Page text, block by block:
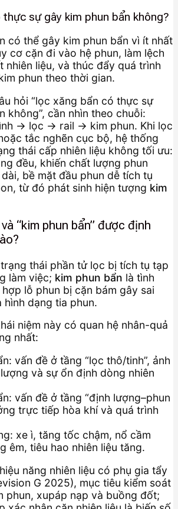
sự gây kim phun bẩn không?
có thể gây kim phun bẩn vì ít nhất
cơ cặn đi vào hệ phun, làm lệch
nhiên liệu, và thúc đẩy quá trình
phun theo thời gian.
hỏi “lọc xăng bẩn có thực sự
không”, cần nhìn theo chuỗi:
→ lọc → rail → kim phun. Khi lọc
tắc nghẽn cục bộ, hệ thống
thái cấp nhiên liệu không tối ưu:
đều, khiến chất lượng phun
bề mặt đầu phun dễ tích tụ
từ đó phát sinh hiện tượng kim
“kim phun bẩn” được định
thái phần tử lọc bị tích tụ tạp
làm việc; kim phun bẩn là tình
lỗ phun bị cặn bám gây sai
hình dạng tia phun.
niệm này có quan hệ nhân-quả
nhất:
vấn đề ở tầng “lọc thô/tinh”, ảnh
và sự ổn định dòng nhiên
vấn đề ở tầng “định lượng–phun
trực tiếp hòa khí và quá trình
xe ì, tăng tốc chậm, nổ cầm
êm, tiêu hao nhiên liệu tăng.
năng nhiên liệu có phụ gia tẩy
G 2025), mục tiêu kiểm soát
phun, xupáp nạp và buồng đốt;